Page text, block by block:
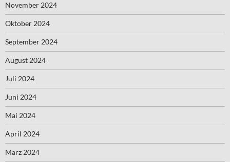
November 2024
Oktober 2024
September 2024
August 2024
Juli 2024
Juni 2024
Mai 2024
April 2024
März 2024